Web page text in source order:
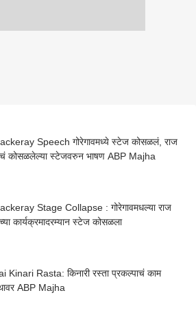
Speech गोरेगावमध्ये स्टेज कोसळलं, राज
कोसळलेल्या स्टेजवरुन भाषण ABP Majha
Stage Collapse : गोरेगावमधल्या राज
कार्यक्रमादरम्यान स्टेज कोसळला
Kinari Rasta: किनारी रस्ता प्रकल्पाचं काम
ABP Majha